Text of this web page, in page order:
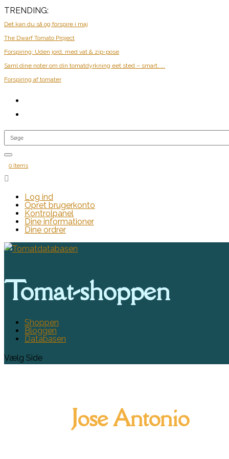
TRENDING:
Det kan du så og forspire i maj
The Dwarf Tomato Project
Forspiring: Uden jord, med vat & zip-pose
Saml dine noter om din tomatdyrkning eet sted – smart, ...
Forspiring af tomater
0 Items

Log ind
Opret brugerkonto
Kontrolpanel
Dine informationer
Dine ordrer
Tomat-shoppen
Shoppen
Bloggen
Databasen
Vælg Side
Jose Antonio